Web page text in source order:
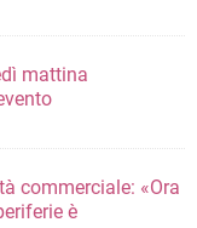
mattina
commerciale: «Ora
è